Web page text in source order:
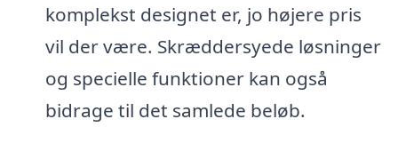
komplekst designet er, jo højere pris
vil der være. Skræddersyede løsninger
og specielle funktioner kan også
bidrage til det samlede beløb.